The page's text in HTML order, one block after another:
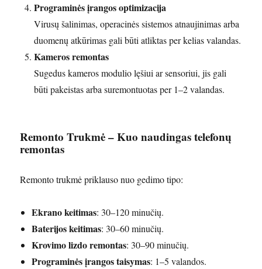
Programinės įrangos optimizacija
Virusų šalinimas, operacinės sistemos atnaujinimas arba
duomenų atkūrimas gali būti atliktas per kelias valandas.
Kameros remontas
Sugedus kameros modulio lęšiui ar sensoriui, jis gali
būti pakeistas arba suremontuotas per 1–2 valandas.
Remonto Trukmė – Kuo naudingas telefonų
remontas
Remonto trukmė priklauso nuo gedimo tipo:
Ekrano keitimas: 30–120 minučių.
Baterijos keitimas: 30–60 minučių.
Krovimo lizdo remontas: 30–90 minučių.
Programinės įrangos taisymas: 1–5 valandos.